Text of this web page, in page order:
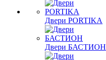
Двери PORTIKA
Двери БАСТИОН